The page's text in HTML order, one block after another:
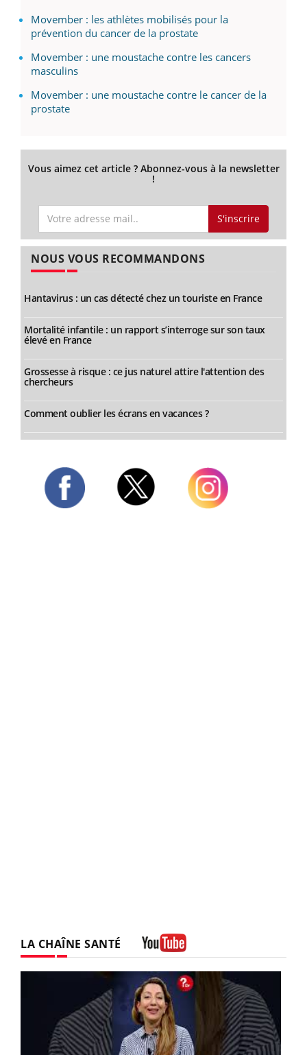
Movember : les athlètes mobilisés pour la
prévention du cancer de la prostate
Movember : une moustache contre les cancers
masculins
Movember : une moustache contre le cancer de la
prostate
Vous aimez cet article ? Abonnez-vous à la newsletter
!
S'inscrire
NOUS VOUS RECOMMANDONS
Hantavirus : un cas détecté chez un touriste en France
Mortalité infantile : un rapport s’interroge sur son taux
élevé en France
Grossesse à risque : ce jus naturel attire l'attention des
chercheurs
Comment oublier les écrans en vacances ?
LA CHAÎNE SANTÉ